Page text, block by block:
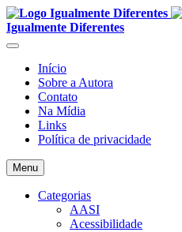
Igualmente Diferentes
Início
Sobre a Autora
Contato
Na Mídia
Links
Política de privacidade
Menu
Categorias
AASI
Acessibilidade